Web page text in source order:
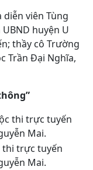
viên Tùng
huyện U
thầy cô Trường
Trần Đại Nghĩa,
thi trực tuyến
Mai.